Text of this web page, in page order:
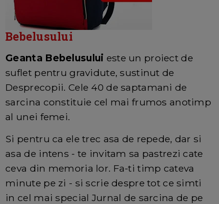
Bebelusului
Geanta Bebelusului este un proiect de
suflet pentru gravidute, sustinut de
Desprecopii. Cele 40 de saptamani de
sarcina constituie cel mai frumos anotimp
al unei femei.
Si pentru ca ele trec asa de repede, dar si
asa de intens - te invitam sa pastrezi cate
ceva din memoria lor. Fa-ti timp cateva
minute pe zi - si scrie despre tot ce simti
in cel mai special Jurnal de sarcina de pe